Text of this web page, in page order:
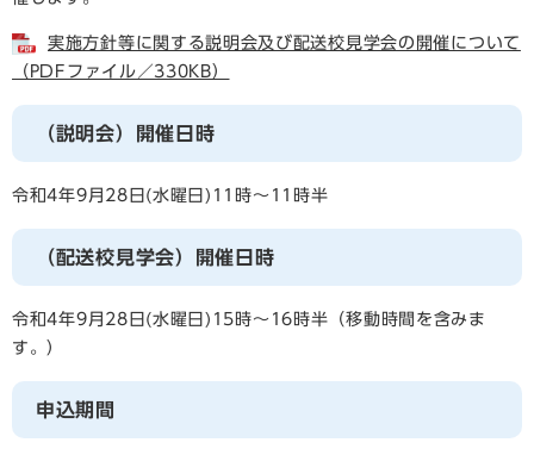
実施方針等に関する説明会及び配送校見学会の開催について
（PDFファイル／330KB）
（説明会）開催日時
令和4年9月28日(水曜日)11時～11時半
（配送校見学会）開催日時
令和4年9月28日(水曜日)15時～16時半（移動時間を含みま
す。）
申込期間